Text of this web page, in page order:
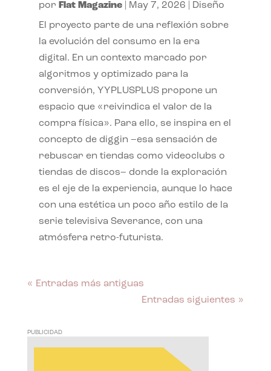
por Flat Magazine| May 7, 2026 Diseño
El proyecto parte de una reflexión sobre
la evolución del consumo en la era
digital. En un contexto marcado por
algoritmos y optimizado para la
conversión, YYPLUSPLUS propone un
espacio que «reivindica el valor de la
compra física». Para ello, se inspira en el
concepto de diggin –esa sensación de
rebuscar en tiendas como videoclubs o
tiendas de discos– donde la exploración
es el eje de la experiencia, aunque lo hace
con una estética un poco año estilo de la
serie televisiva Severance, con una
atmósfera retro-futurista.
« Entradas más antiguas
Entradas siguientes »
PUBLICIDAD